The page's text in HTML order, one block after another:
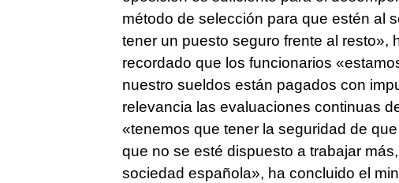
método de selección para que estén al
tener un puesto seguro frente al resto»,
recordado que los funcionarios
nuestro sueldos están pagados con
relevancia las evaluaciones continuas
«tenemos que tener la seguridad de
que no se esté dispuesto a trabajar
sociedad española», ha concluido el